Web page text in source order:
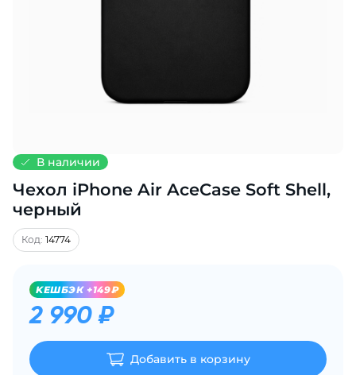
В наличии
Чехол iPhone Air AceCase Soft Shell,
черный
Код: 14774
KЕШБЭК +149₽
2 990 ₽
Добавить в корзину
Получайте товар
выбранный способом
списываться
по25%каждые 2 недели
Подробнее